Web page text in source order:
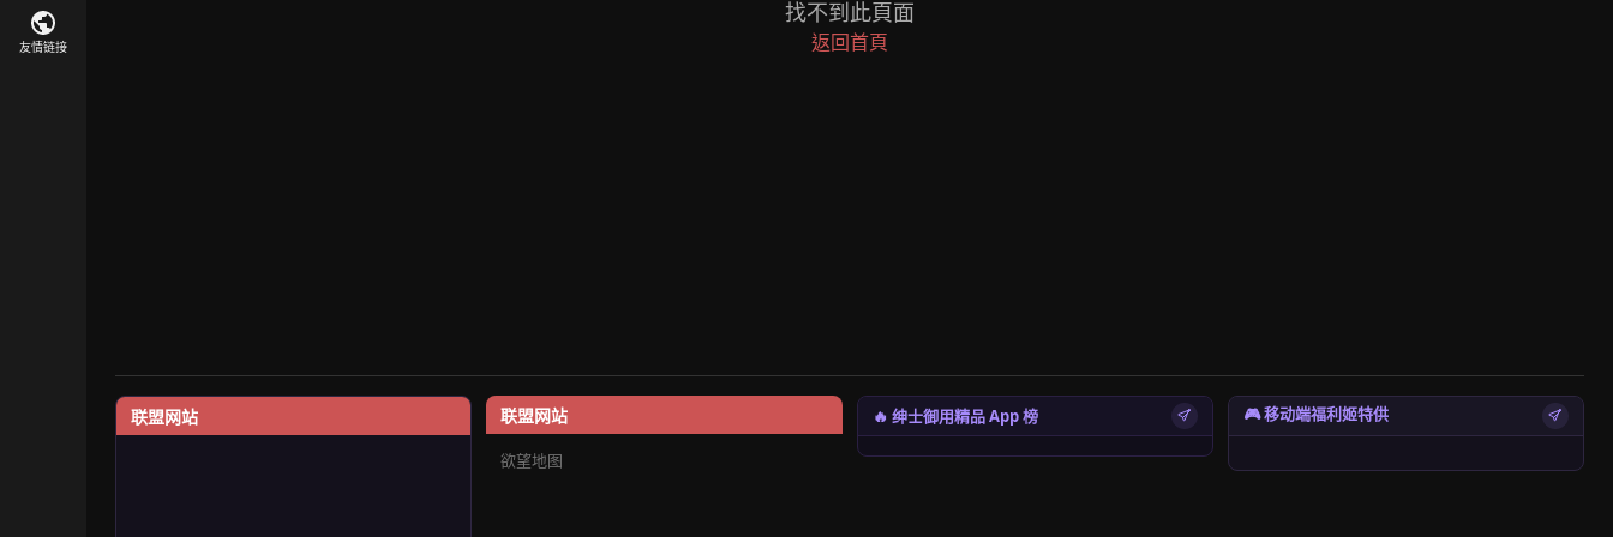
友情链接
找不到此頁面
返回首頁
联盟网站 联盟网站
欲望地图
🔥 绅士御用精品 App 榜 🎮 移动端福利姬特供